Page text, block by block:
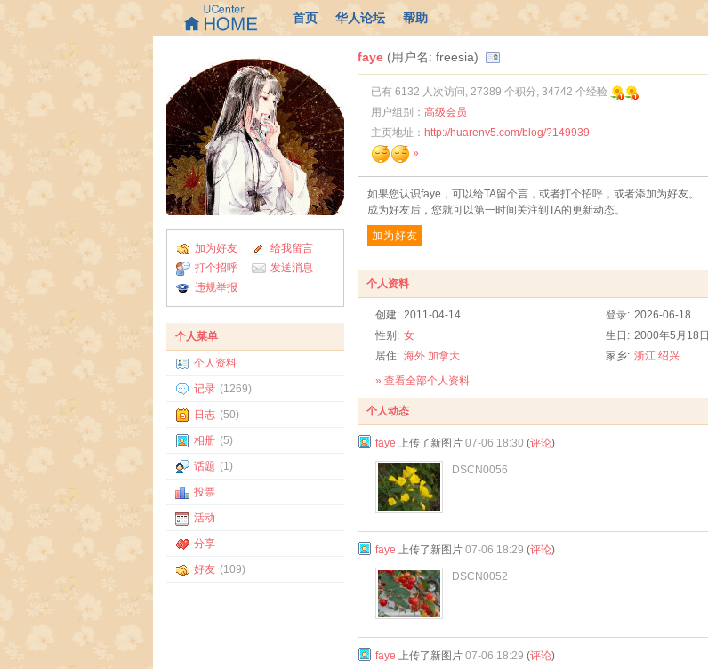
首页 华人论坛 帮助
加为好友
给我留言
打个招呼
发送消息
违规举报
个人菜单
个人资料
记录 (1269)
日志 (50)
相册 (5)
话题 (1)
投票
活动
分享
好友 (109)
faye (用户名: freesia)
已有 6132 人次访问, 27389 个积分, 34742 个经验
用户组别： 高级会员
主页地址： http://huarenv5.com/blog/?149939
»
如果您认识faye，可以给TA留个言，或者打个招呼，或者添加为好友。
成为好友后，您就可以第一时间关注到TA的更新动态。
加为好友
个人资料
创建: 2011-04-14 登录: 2026-06-18
性别: 女 生日: 2000年5月18日
居住: 海外 加拿大 家乡: 浙江 绍兴
» 查看全部个人资料
个人动态
faye 上传了新图片 07-06 18:30 (评论)
DSCN0056
faye 上传了新图片 07-06 18:29 (评论)
DSCN0052
faye 上传了新图片 07-06 18:29 (评论)